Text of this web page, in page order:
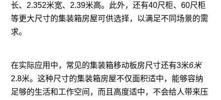
长、2.352米宽、2.39米高。此外，还有40尺柜、60尺柜
等更大尺寸的集装箱房屋可供选择，以满足不同场景的需
求。
在实际应用中，常见的集装箱移动板房尺寸还有3米6米
2.8米。这种尺寸的集装箱房屋不仅面积适中，能够容纳
足够的生活和工作空间，而且高度适中，不会给人带来压